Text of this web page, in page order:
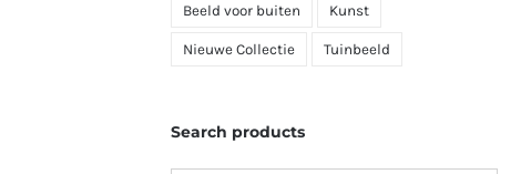
Beeld voor buiten Kunst
Nieuwe Collectie Tuinbeeld
Search products